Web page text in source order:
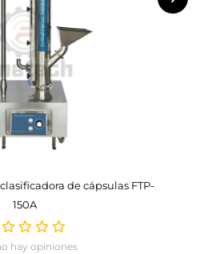
de cápsulas FTP-
150A
hay opiniones